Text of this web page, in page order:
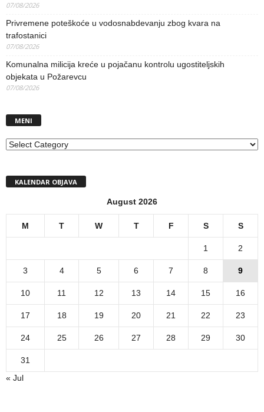
07/08/2026
Privremene poteškoće u vodosnabdevanju zbog kvara na
trafostanici
07/08/2026
Komunalna milicija kreće u pojačanu kontrolu ugostiteljskih
objekata u Požarevcu
07/08/2026
MENI
MENI
KALENDAR OBJAVA
August 2026
M T W T F S S
1 2
3 4 5 6 7 8 9
10 11 12 13 14 15 16
17 18 19 20 21 22 23
24 25 26 27 28 29 30
31
« Jul